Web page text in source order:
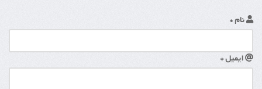
نام *
ایمیل *